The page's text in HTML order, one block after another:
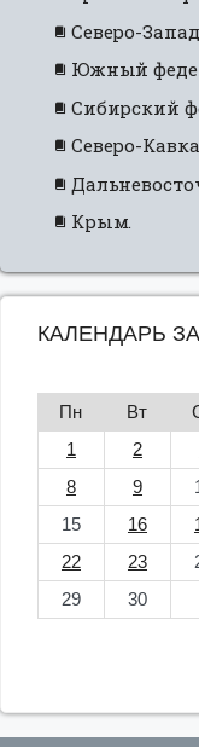
Северо-
Южный
Сибирский
Северо-
Крым.
КАЛЕНДАРЬ
Пн
Вт
1
2
8
9
15
16
22
23
29
30